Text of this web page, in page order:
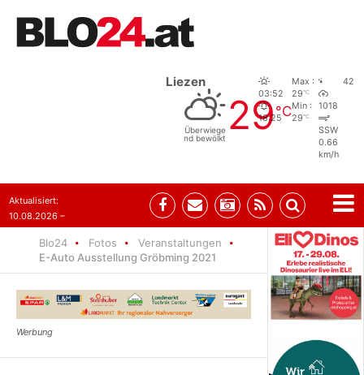
Liezen
Überwiege
nd bewölkt 29°C
03:52
18:25
Max :
29°C
Min :
29°C
42
1018
SSW
0.66
km/h
Aktualisiert:
10.08.2026 –
Blo24 Fotos
Veranstaltungen
E-Auto Ausstellung Gröbming 2021